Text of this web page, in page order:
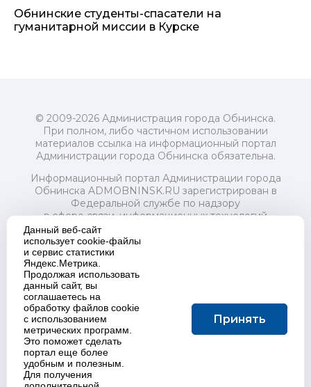
Обнинские студенты-спасатели на
гуманитарной миссии в Курске
© 2009-2026 Администрация города Обнинска.
При полном, либо частичном использовании
материалов ссылка на информационный портал
Администрации города Обнинска обязательна.
Информационный портал Администрации города
Обнинска ADMOBNINSK.RU зарегистрирован в
Федеральной службе по надзору
в сфере связи, информационных технологий
и массовых коммуникаций (Роскомнадзор) 24 июля
2018 года.
Свидетельство о регистрации Эл № ФС77-73321
Учредитель: Администрация (исполнительно-
распорядительный орган) городского округа "Город
Обнинск". Главный редактор: Байкова Е.А.
Адрес электронной почты Редакции:
redactor@admobninsk.ru
Телефон Редакции: +7 (484) 395-85-85
Настоящий ресурс содержит материалы 18+
Политика в отношении обработки персональных
Данный веб-сайт
использует cookie-файлы
и сервис статистики
Яндекс.Метрика.
Продолжая использовать
данный сайт, вы
соглашаетесь на
обработку файлов cookie
с использованием
метрических программ.
Это поможет сделать
портал еще более
удобным и полезным.
Для получения
Принять